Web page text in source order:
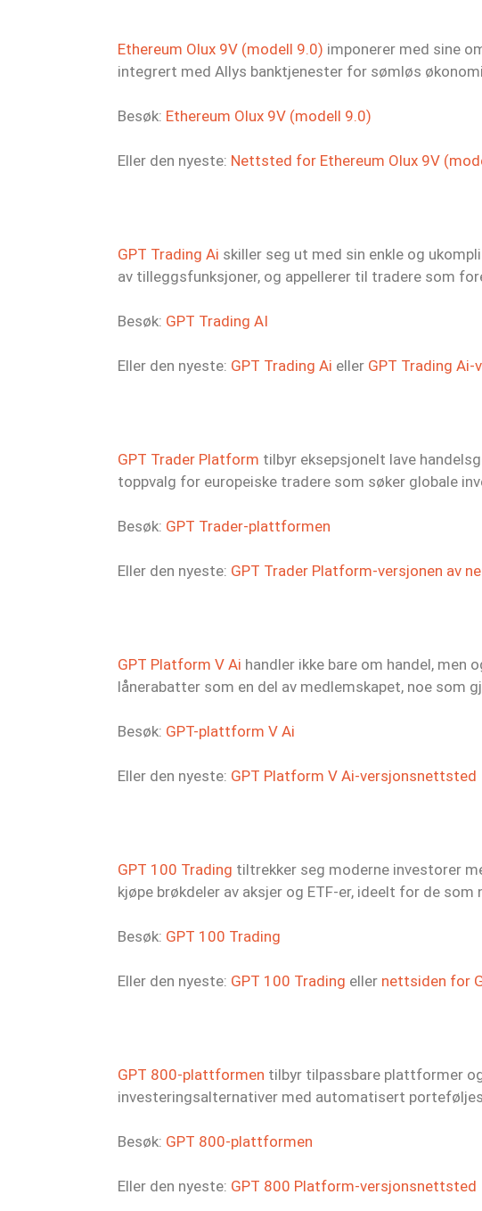
Ethereum Olux 9V (modell 9.0) imponerer med sine
integrert med Allys banktjenester for sømløs
Besøk: Ethereum Olux 9V (modell 9.0)
Eller den nyeste: Nettsted for Ethereum Olux 9V
GPT Trading Ai skiller seg ut med sin enkle og
av tilleggsfunksjoner, og appellerer til tradere som
Besøk: GPT Trading AI
Eller den nyeste: GPT Trading Ai eller GPT Trading
GPT Trader Platform tilbyr eksepsjonelt lave
toppvalg for europeiske tradere som søker globale
Besøk: GPT Trader-plattformen
Eller den nyeste: GPT Trader Platform-versjonen av
GPT Platform V Ai handler ikke bare om handel, men
lånerabatter som en del av medlemskapet, noe som
Besøk: GPT-plattform V Ai
Eller den nyeste: GPT Platform V Ai-versjonsnettsted
GPT 100 Trading tiltrekker seg moderne investorer
kjøpe brøkdeler av aksjer og ETF-er, ideelt for de
Besøk: GPT 100 Trading
Eller den nyeste: GPT 100 Trading eller nettsiden for
GPT 800-plattformen tilbyr tilpassbare plattformer
investeringsalternativer med automatisert
Besøk: GPT 800-plattformen
Eller den nyeste: GPT 800 Platform-versjonsnettsted